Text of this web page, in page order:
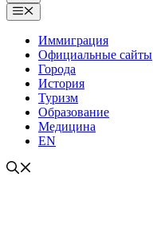
Меню
Иммиграция
Официальные сайты
Города
История
Туризм
Образование
Медицина
EN